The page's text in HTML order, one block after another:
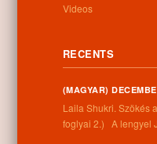
Informationen
Videos
RECENTS
(MAGYAR)
Laila Shukri. Szökés
foglyai 2.) A lengyel